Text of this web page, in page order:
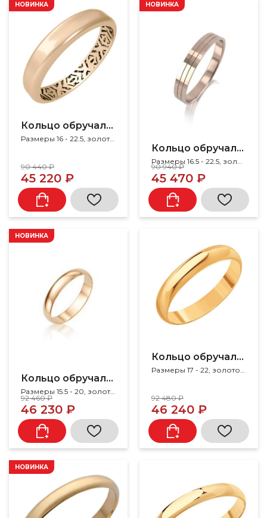
Кольцо обручальное
Размеры 16 - 22.5, золото 585
НОВИНКА
90 440 ₽
45 220 ₽
Кольцо обручальное
НОВИНКА
90 940 ₽
45 470 ₽
Кольцо обручальное
Размеры 15.5 - 20, золото 585
НОВИНКА
92 460 ₽
46 230 ₽
Кольцо обручальное
Размеры 17 - 22, золото 585
92 480 ₽
46 240 ₽
НОВИНКА